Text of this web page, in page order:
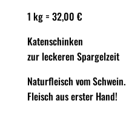
1 kg = 32,00 €
Katenschinken
zur leckeren Spargelzeit
Naturfleisch vom Schwein.
Fleisch aus erster Hand!